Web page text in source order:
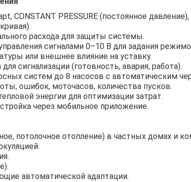
CONSTANT PRESSURE (постоянное
расхода для защиты системы.
сигналами 0–10 В для задания
или внешнее влияние на уставку.
сигнализации (готовность, авария, работа).
систем до 8 насосов с автоматическим
ошибок, моточасов, количества пусков.
энергии для оптимизации затрат.
через мобильное приложение.
потолочное отопление) в частных домах и
автоматической адаптации.